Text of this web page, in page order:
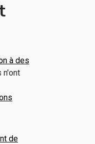
à des
n'ont
de